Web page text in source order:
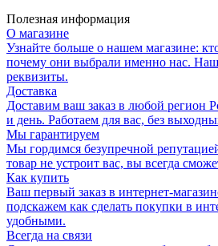
Полезная информация
О магазине
Узнайте больше о нашем магазине:
почему они выбрали именно нас.
реквизиты.
Доставка
Доставим ваш заказ в любой регион
и день. Работаем для вас, без
Мы гарантируем
Мы гордимся безупречной
товар не устроит вас, вы всегда
Как купить
Ваш первый заказ в интернет-
подскажем как сделать покупки в
удобными.
Всегда на связи